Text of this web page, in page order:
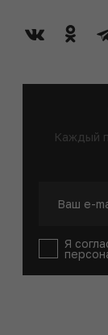
Каждый
Я